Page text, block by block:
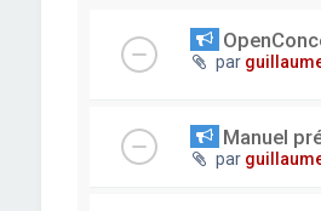
par
Manuel
par